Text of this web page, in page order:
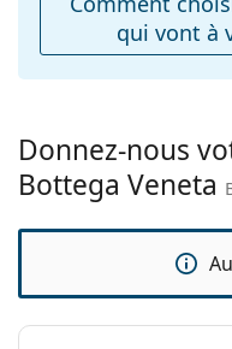
Accessoires
Tissu de
nettoyage:
Catégorie:
qui vont à
Donnez-nous
Bottega Veneta